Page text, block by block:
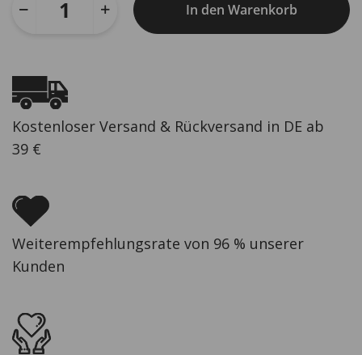
In den Warenkorb
Kostenloser Versand & Rückversand in DE ab
39 €
Weiterempfehlungsrate von 96 % unserer
Kunden